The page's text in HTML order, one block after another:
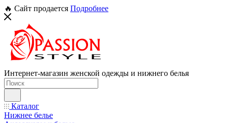
🔥 Сайт продается Подробнее
Интернет-магазин женской одежды и нижнего белья
Каталог
Нижнее белье